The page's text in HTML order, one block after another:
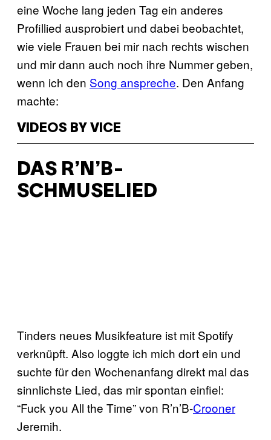
eine Woche lang jeden Tag ein anderes
Profillied ausprobiert und dabei beobachtet,
wie viele Frauen bei mir nach rechts wischen
und mir dann auch noch ihre Nummer geben,
wenn ich den Song anspreche. Den Anfang
machte:
VIDEOS BY VICE
DAS R’N’B-
SCHMUSELIED
Tinders neues Musikfeature ist mit Spotify
verknüpft. Also loggte ich mich dort ein und
suchte für den Wochenanfang direkt mal das
sinnlichste Lied, das mir spontan einfiel:
“Fuck you All the Time” von R’n’B-Crooner
Jeremih.